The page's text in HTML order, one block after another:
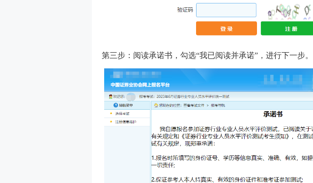
第三步：阅读承诺书，勾选“我已阅读并承诺”，进行下一步。